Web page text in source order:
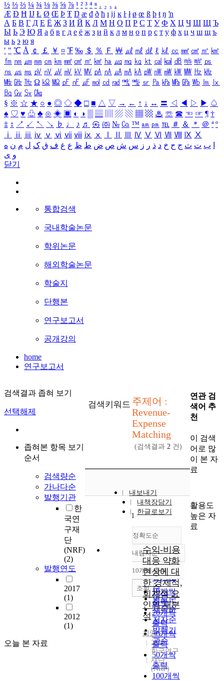
½ ⅓ ⅔ ¼ ¾ ⅛ ⅜ ⅝ ⅞ ¹ ² ³ ⁴ ⁿ ₁ ₂ ₃ ₄
Æ Ð Ħ Ĳ Ł Ø Œ Þ Ŧ Ŋ æ đ ð ħ ı ĳ ĸ ŀ ł ø œ ß þ ŧ ŋ ŉ
А Б В Г Д Е Ё Ж З И Й К Л М Н О П Р С Т У Ф Х Ц Ч Ш Щ Ъ
Ы Ь Э Ю Я а б в г д е ё ж з и й к л м н о п р с т у ф х ц ч ш щ ъ
ы ь э ю я
′ ″ ℃ Å ￠ ￡ ￥ ¤ ℉ ‰ ＄ ％ Ｆ ￦ ㎕ ㎖ ㎗ ℓ ㎘ ㏄ ㎣ ㎤ ㎥ ㎦
㎙ ㎚ ㎛ ㎜ ㎝ ㎞ ㎟ ㎠ ㎡ ㎢ ㏊ ㎍ ㎎ ㎏ ㏏ ㎈ ㎉ ㏈ ㎧ ㎨ ㎰
㎱ ㎲ ㎳ ㎴ ㎵ ㎶ ㎷ ㎸ ㎹ ㎀ ㎁ ㎂ ㎃ ㎄ ㎺ ㎻ ㎽ ㎾ ㎿ ㎐ ㎑
㎒ ㎓ ㎔ Ω ㏀ ㏁ ㎊ ㎋ ㎌ ㏖ ㏅ ㎭ ㎮ ㎯ ㏛ ㎩ ㎪ ㎫ ㎬ ㏝ ㏐
㏓
㏃ ㏉ ㏜ ㏆
§ ※ ☆ ★ ○ ● ◎ ◇ ◆ □ ■ △ ▽ → ← ↑ ↓ ↔ 〓 ◁ ◀ ▷ ▶ ♤
♠ ♡ ♥ ♧ ♣ ⊙ ◈ ▣ ◐ ◑ ▒ ▤ ▨ ▧ ▦ ▩ ♨ ☏ ☎ ☜ ☞ ¶ †
‡ ↕ ↗ ↙ ↖ ↘ ♭ ♩ ♪ ♬ ㉿ ㈜ № ㏇ ™ ㏂ ㏘ ℡ ＃ ＆ ＊ ＠ ª º
ⅰ
ⅱ ⅲ ⅳ ⅴ ⅵ ⅶ ⅷ ⅸ ⅹ Ⅳ Ⅴ Ⅵ Ⅶ Ⅷ Ⅸ Ⅹ
ب ت ث ج ح خ د ذ ر ز س ش ص ض ط ظ ع غ ف ق ک ل م ن ه
و ی
닫기
통합검색
국내학술논문
학위논문
해외학술논문
학술지
단행본
연구보고서
공개강의
home
연구보고서
검색결과 좁혀 보기
선택해제
좁혀본 항목 보기
순서
검색량순
가나다순
발행기관
한
국연
구재
단
(NRF)
(2)
발행연도
2017
(1)
2012
(1)
오늘 본 자료
검색키워드 주제어 :
Revenue-
Expense
Matching
(검색결과 2 건)
내보내기
내책장담기
한글로보기
정확도순
정확도
순
인기도
순
연도순
제목순
저자순
발행기
관순
내림차순
내림차순
10개씩 출력
10개씩
출력
20개씩
출력
30개씩
출력
50개씩
출력
100개씩
조회
1
수익-비용
대응 약화
현상에 대
한 경제적,
회계적 요
인의 재분
석
최영수
2012
한국연구
재단
(NRF)
연관 검
색어 추
천
이 검색
어로 많
이 본 자
료
활용도
높은 자
료